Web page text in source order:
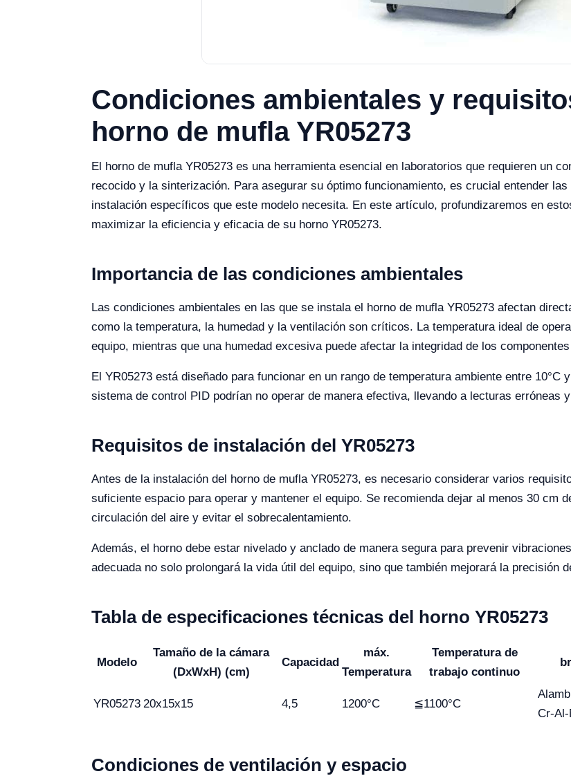
Condiciones ambientales y
horno de mufla YR05273
El horno de mufla YR05273 es una herramienta esencial en laboratorios que requieren un
recocido y la sinterización. Para asegurar su óptimo funcionamiento, es crucial entender
instalación específicos que este modelo necesita. En este artículo, profundizaremos en
maximizar la eficiencia y eficacia de su horno YR05273.
Importancia de las condiciones ambientales
Las condiciones ambientales en las que se instala el horno de mufla YR05273 afectan
como la temperatura, la humedad y la ventilación son críticos. La temperatura ideal de
equipo, mientras que una humedad excesiva puede afectar la integridad de los
El YR05273 está diseñado para funcionar en un rango de temperatura ambiente entre 10°C
sistema de control PID podrían no operar de manera efectiva, llevando a lecturas erróneas
Requisitos de instalación del YR05273
Antes de la instalación del horno de mufla YR05273, es necesario considerar varios
suficiente espacio para operar y mantener el equipo. Se recomienda dejar al menos 30 cm
circulación del aire y evitar el sobrecalentamiento.
Además, el horno debe estar nivelado y anclado de manera segura para prevenir
adecuada no solo prolongará la vida útil del equipo, sino que también mejorará la precisión
Tabla de especificaciones técnicas del horno YR05273
Modelo
Tamaño de la cámara
(DxWxH) (cm)
Capacidad
máx.
Temperatura
Temperatura de
trabajo continuo
YR05273 20x15x15 4,5 1200°C ≦1100°C
Cr-Al-
Condiciones de ventilación y espacio